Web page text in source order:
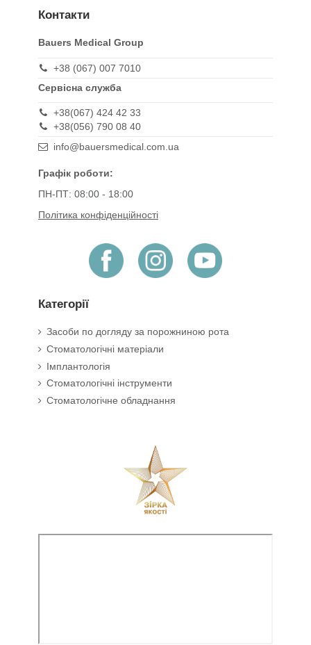
Контакти
Bauers Medical Group
+38 (067) 007 7010
Сервісна служба
+38(067) 424 42 33
+38(056) 790 08 40
info@bauersmedical.com.ua
Графік роботи:
ПН-ПТ: 08:00 - 18:00
Політика конфіденційності
Категорії
Засоби по догляду за порожниною рота
Стоматологічні матеріали
Імплантологія
Стоматологічні інструменти
Стоматологічне обладнання